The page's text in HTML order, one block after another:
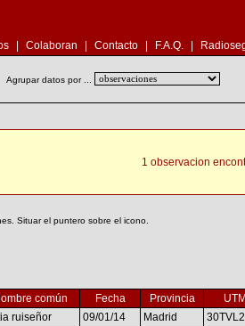
Colaboran Contacto F.A.Q.
Agrupar datos por ...
1 observacion
Situar el puntero sobre el icono.
común Fecha Provincia
ruiseñor 09/01/14 Madrid